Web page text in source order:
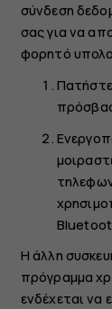
σύνδεση
σας για να
φορητό
Η άλλη
πρόγραμμα
ενδέχεται να